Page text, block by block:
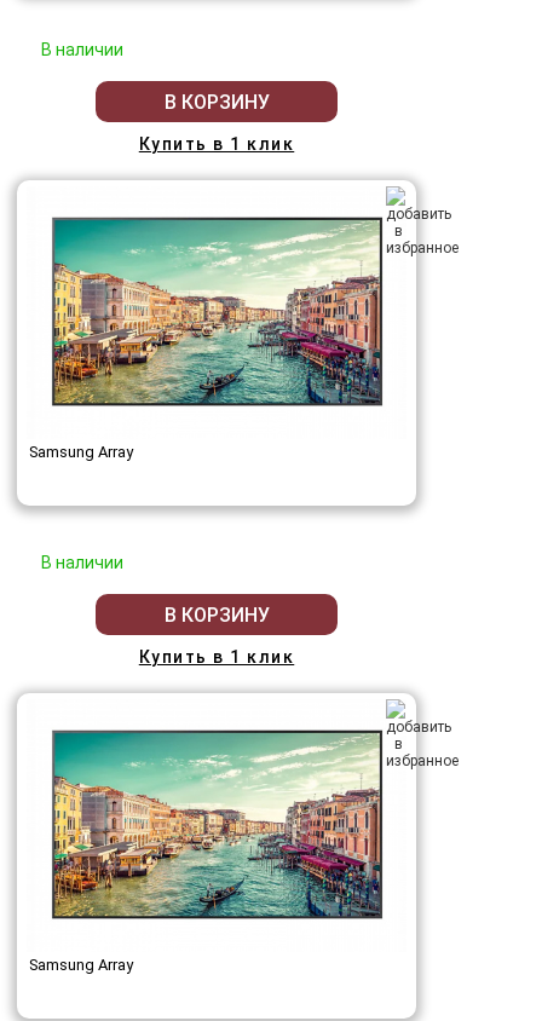
В наличии
В КОРЗИНУ
Купить в 1 клик
Samsung Array
В наличии
В КОРЗИНУ
Купить в 1 клик
Samsung Array